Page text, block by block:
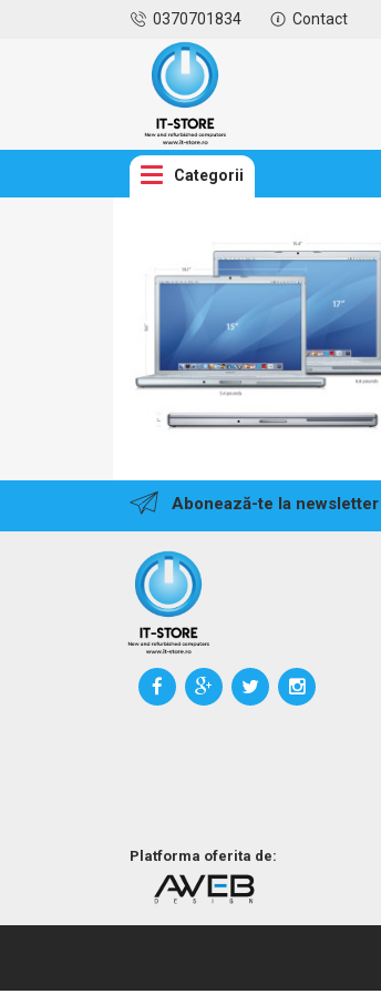
0370701834 Contact
Categorii
Abonează-te la newsletter
Platforma oferita de: